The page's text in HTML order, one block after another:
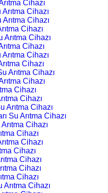
Cihazı
Arıtma Cihazı
Cihazı
Cihazı
Arıtma Cihazı
Cihazı
Cihazı
Cihazı
Arıtma Cihazı
Cihazı
Cihazı
Cihazı
Arıtma Cihazı
Su Arıtma Cihazı
Cihazı
Cihazı
Cihazı
Cihazı
Cihazı
Cihazı
Cihazı
Arıtma Cihazı